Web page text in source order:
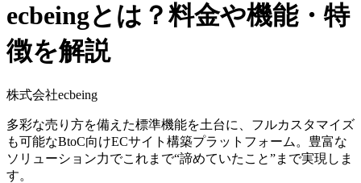
ecbeingとは？料金や機能・特
徴を解説
株式会社ecbeing
多彩な売り方を備えた標準機能を土台に、フルカスタマイズ
も可能なBtoC向けECサイト構築プラットフォーム。豊富な
ソリューション力でこれまで“諦めていたこと”まで実現しま
す。